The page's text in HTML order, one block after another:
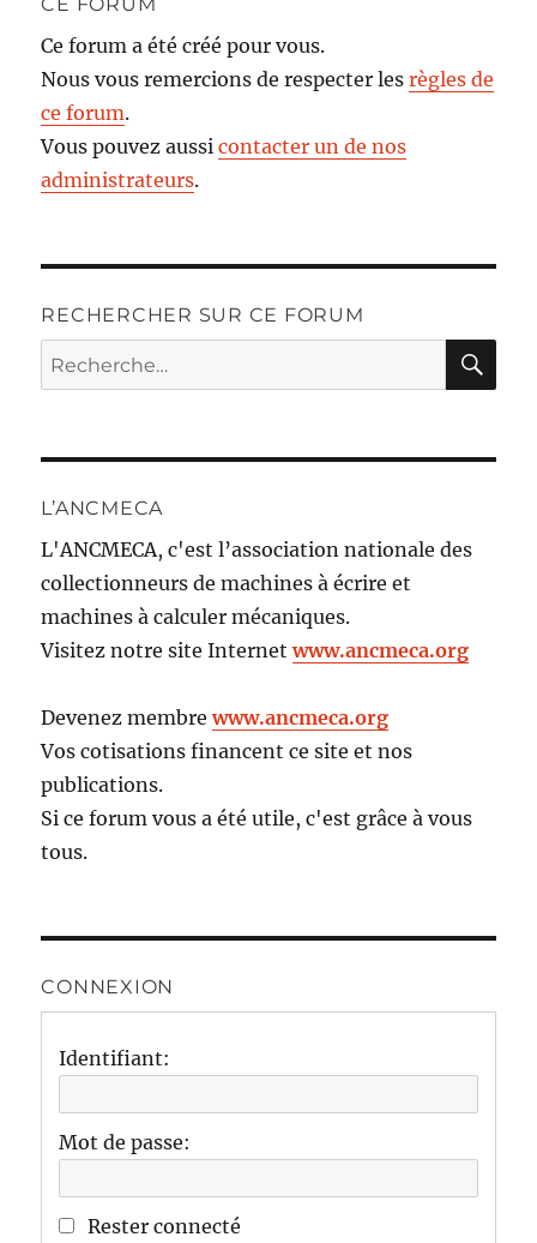
Ce forum a été créé pour vous.
Nous vous remercions de respecter lesrègles de
ce forum.
Vous pouvez aussicontacter un de nos
administrateurs.
RECHERCHER SUR CE FORUM
Recherche
pour :
L’ANCMECA
L'ANCMECA, c'est l’association nationale des
collectionneurs de machines à écrire et
machines à calculer mécaniques.
Visitez notre site Internetwww.ancmeca.org
Devenez membrewww.ancmeca.org
Vos cotisations financent ce site et nos
publications.
Si ce forum vous a été utile, c'est grâce à vous
tous.
CONNEXION
Identifiant:
Mot de passe:
Rester connecté